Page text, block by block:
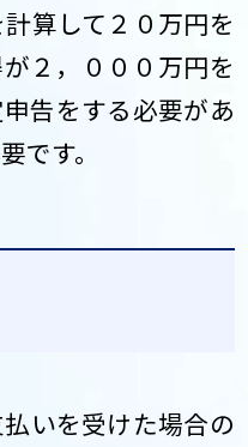
算して２０万円を
２，０００万円を
告をする必要があ
です。
いを受けた場合の